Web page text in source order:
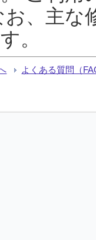
、主な
。
よくある質問（